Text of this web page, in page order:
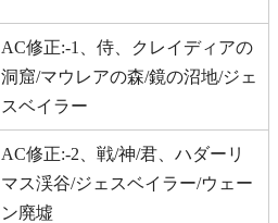
AC修正:-1、侍、クレイディアの
洞窟/マウレアの森/鏡の沼地/ジェ
スベイラー
AC修正:-2、戦/神/君、ハダーリ
マス渓谷/ジェスベイラー/ウェー
ン廃墟